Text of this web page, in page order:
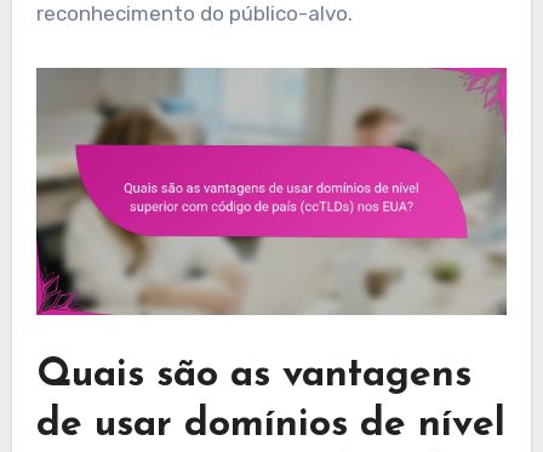
reconhecimento do público-alvo.
Quais são as vantagens
de usar domínios de nível